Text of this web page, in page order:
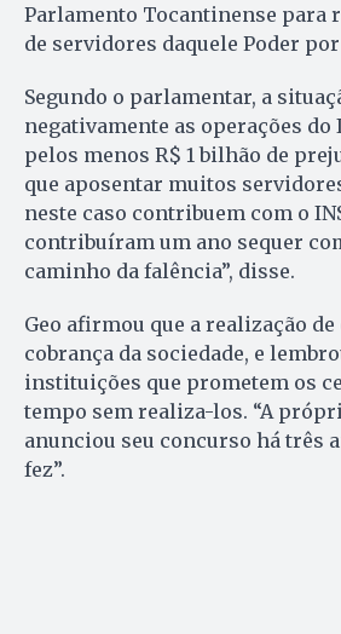
Parlamento Tocantinense para
de servidores daquele Poder
Segundo o parlamentar, a
negativamente as operações do
pelos menos R$ 1 bilhão de
que aposentar muitos
neste caso contribuem com o
contribuíram um ano sequer
caminho da falência”, disse.
Geo afirmou que a realização
cobrança da sociedade, e
instituições que prometem os
tempo sem realiza-los. “A
anunciou seu concurso há três
fez”.